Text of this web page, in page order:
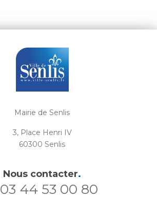
Mairie de Senlis
3, Place Henri IV
60300 Senlis
Nous contacter.
03 44 53 00 80